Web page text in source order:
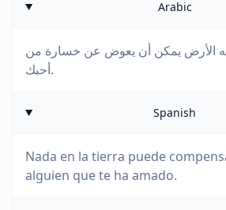
Arabic
الأرض يمكن أن يعوض عن خسارة من
أحبك.
Spanish
Nada en la tierra puede
alguien que te ha amado.